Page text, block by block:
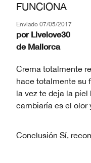
FUNCIONA
Enviado 07/05/2017
por Livelove30
de Mallorca
Crema totalmente
hace totalmente su
la vez te deja la
cambiaría es el olor
Conclusión Sí,